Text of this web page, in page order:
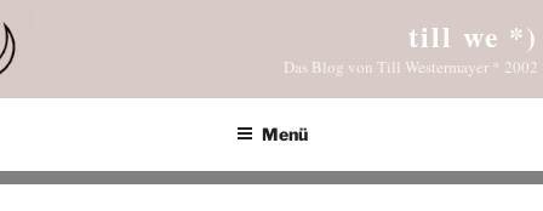
Inhalt
springen
till we *)
Das Blog von Till Westermayer * 2002
Menü